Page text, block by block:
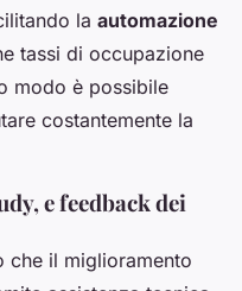
la automazione
tassi di occupazione
modo è possibile
costantemente la
e feedback dei
che il miglioramento